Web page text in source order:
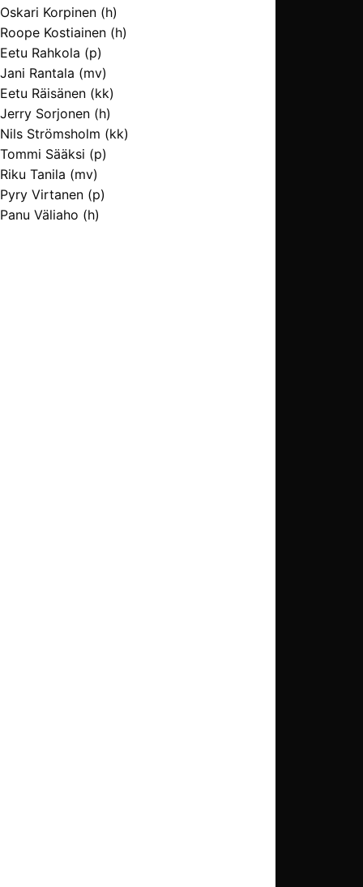
Oskari Korpinen (h)
Roope Kostiainen (h)
Eetu Rahkola (p)
Jani Rantala (mv)
Eetu Räisänen (kk)
Jerry Sorjonen (h)
Nils Strömsholm (kk)
Tommi Sääksi (p)
Riku Tanila (mv)
Pyry Virtanen (p)
Panu Väliaho (h)